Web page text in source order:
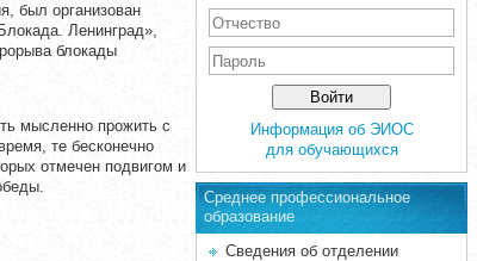
был организован
Ленинград»,
блокады
мысленно прожить с
те бесконечно
отмечен подвигом и
Информация об ЭИОС
для обучающихся
Среднее професcиональное
образование
Сведения об отделении